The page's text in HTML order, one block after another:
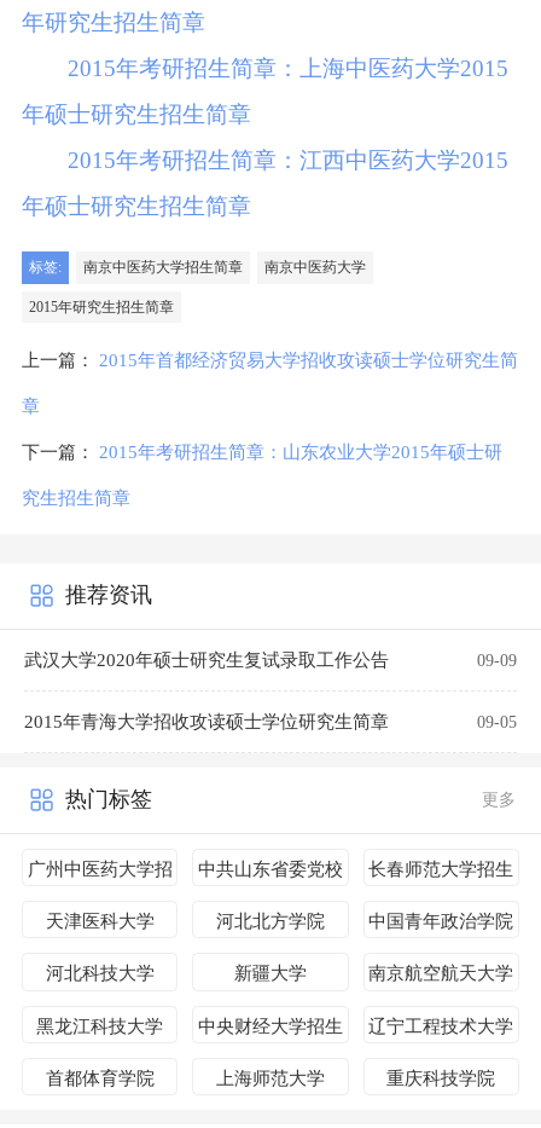
年研究生招生简章
2015年考研招生简章：上海中医药大学2015
年硕士研究生招生简章
2015年考研招生简章：江西中医药大学2015
年硕士研究生招生简章
标签: 南京中医药大学招生简章 南京中医药大学
2015年研究生招生简章
上一篇： 2015年首都经济贸易大学招收攻读硕士学位研究生简
章
下一篇： 2015年考研招生简章：山东农业大学2015年硕士研
究生招生简章
推荐资讯
武汉大学2020年硕士研究生复试录取工作公告 09-09
2015年青海大学招收攻读硕士学位研究生简章 09-05
热门标签 更多
广州中医药大学招
中共山东省委党校
长春师范大学招生
天津医科大学 河北北方学院 中国青年政治学院
河北科技大学 新疆大学 南京航空航天大学
黑龙江科技大学
中央财经大学招生
辽宁工程技术大学
首都体育学院 上海师范大学 重庆科技学院